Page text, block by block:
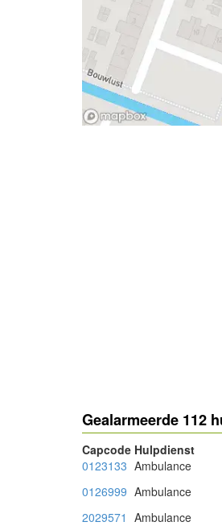
Gealarmeerde 112
Capcode Hulpdienst
0123133 Ambulance
0126999 Ambulance
2029571 Ambulance